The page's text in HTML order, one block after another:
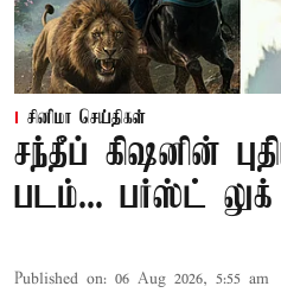
சினிமா செய்திகள்
சந்தீப் கிஷனின்
படம்... பர்ஸ்ட் லுக்
Published on: 06 Aug 2026, 5:55 am